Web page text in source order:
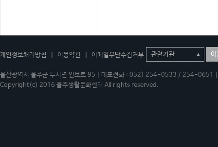
개인정보처리방침 이용약관 이메일무단수집거부 이
울산광역시 울주군 두서면 인보로 95 | 대표전화 : 052) 254-0533 / 254-
Copyright(c) 2016 울주생활문화센터 All rights reserved.